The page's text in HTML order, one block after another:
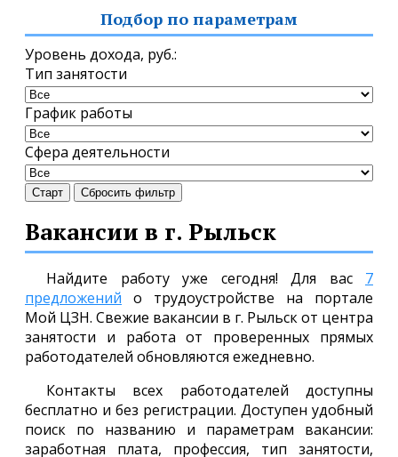
Подбор по параметрам
Уровень дохода, руб.:
Тип занятости
График работы
Сфера деятельности
Старт Сбросить фильтр
Вакансии в г. Рыльск
Найдите работу уже сегодня! Для вас 7
предложений о трудоустройстве на портале
Мой ЦЗН. Свежие вакансии в г. Рыльск от центра
занятости и работа от проверенных прямых
работодателей обновляются ежедневно.
Контакты всех работодателей доступны
бесплатно и без регистрации. Доступен удобный
поиск по названию и параметрам вакансии:
заработная плата, профессия, тип занятости,